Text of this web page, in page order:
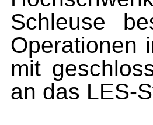
Schleuse
Operationen
mit
an das LES-